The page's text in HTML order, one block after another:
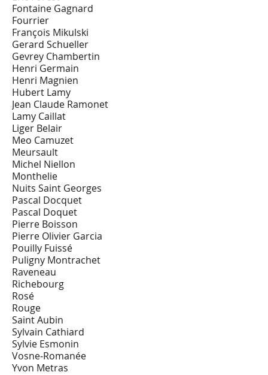
Fontaine Gagnard
Fourrier
François Mikulski
Gerard Schueller
Gevrey Chambertin
Henri Germain
Henri Magnien
Hubert Lamy
Jean Claude Ramonet
Lamy Caillat
Liger Belair
Meo Camuzet
Meursault
Michel Niellon
Monthelie
Nuits Saint Georges
Pascal Docquet
Pascal Doquet
Pierre Boisson
Pierre Olivier Garcia
Pouilly Fuissé
Puligny Montrachet
Raveneau
Richebourg
Rosé
Rouge
Saint Aubin
Sylvain Cathiard
Sylvie Esmonin
Vosne-Romanée
Yvon Metras